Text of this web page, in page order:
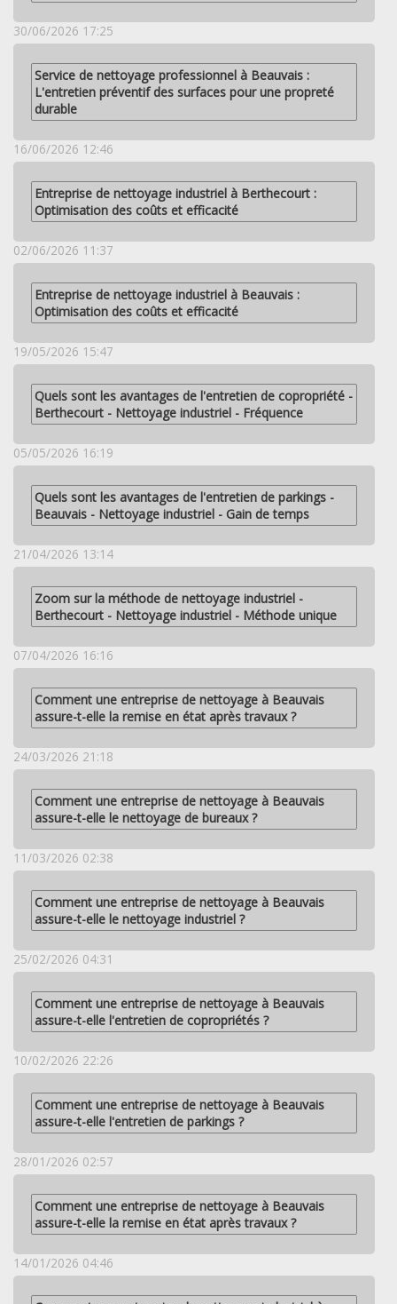
30/06/2026 17:25
Service de nettoyage professionnel à Beauvais :
L'entretien préventif des surfaces pour une propreté
durable
16/06/2026 12:46
Entreprise de nettoyage industriel à Berthecourt :
Optimisation des coûts et efficacité
02/06/2026 11:37
Entreprise de nettoyage industriel à Beauvais :
Optimisation des coûts et efficacité
19/05/2026 15:47
Quels sont les avantages de l'entretien de copropriété -
Berthecourt - Nettoyage industriel - Fréquence
05/05/2026 16:19
Quels sont les avantages de l'entretien de parkings -
Beauvais - Nettoyage industriel - Gain de temps
21/04/2026 13:14
Zoom sur la méthode de nettoyage industriel -
Berthecourt - Nettoyage industriel - Méthode unique
07/04/2026 16:16
Comment une entreprise de nettoyage à Beauvais
assure-t-elle la remise en état après travaux ?
24/03/2026 21:18
Comment une entreprise de nettoyage à Beauvais
assure-t-elle le nettoyage de bureaux ?
11/03/2026 02:38
Comment une entreprise de nettoyage à Beauvais
assure-t-elle le nettoyage industriel ?
25/02/2026 04:31
Comment une entreprise de nettoyage à Beauvais
assure-t-elle l'entretien de copropriétés ?
10/02/2026 22:26
Comment une entreprise de nettoyage à Beauvais
assure-t-elle l'entretien de parkings ?
28/01/2026 02:57
Comment une entreprise de nettoyage à Beauvais
assure-t-elle la remise en état après travaux ?
14/01/2026 04:46